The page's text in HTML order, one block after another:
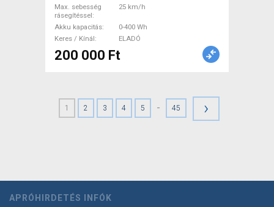
Max. sebesség
rásegítéssel
25 km/h
Akku kapacitás
0-400 Wh
Keres / Kínál
ELADÓ
200 000 Ft
1 2 3 4 5 - 45 ›
APRÓHIRDETÉS INFÓK